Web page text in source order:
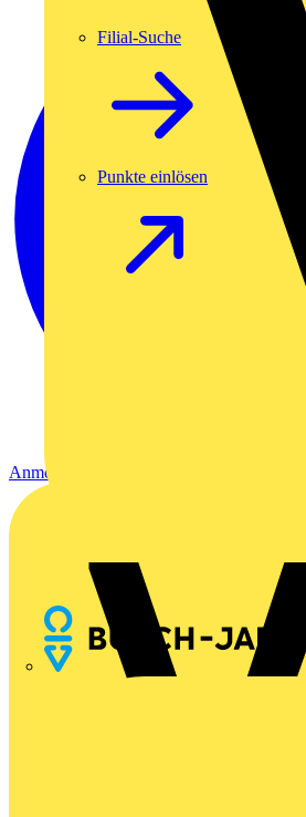
Filial-Suche
Punkte einlösen
Anmelden